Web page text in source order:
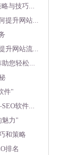
与技巧...
提升网站...
升网站流...
您轻松...
件"
软件...
魅力"
和策略
排名